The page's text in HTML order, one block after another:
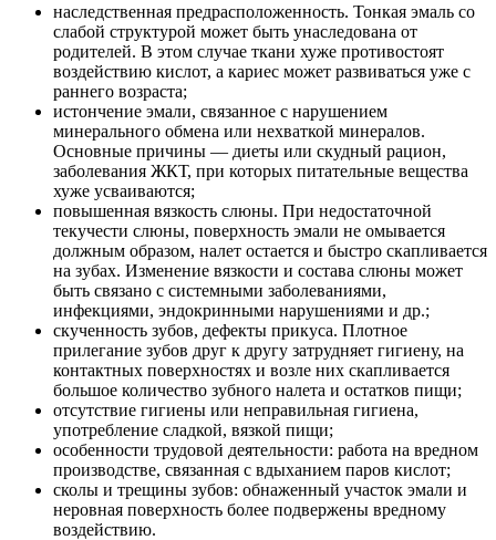
наследственная предрасположенность. Тонкая эмаль со
слабой структурой может быть унаследована от
родителей. В этом случае ткани хуже противостоят
воздействию кислот, а кариес может развиваться уже с
раннего возраста;
истончение эмали, связанное с нарушением
минерального обмена или нехваткой минералов.
Основные причины — диеты или скудный рацион,
заболевания ЖКТ, при которых питательные вещества
хуже усваиваются;
повышенная вязкость слюны. При недостаточной
текучести слюны, поверхность эмали не омывается
должным образом, налет остается и быстро скапливается
на зубах. Изменение вязкости и состава слюны может
быть связано с системными заболеваниями,
инфекциями, эндокринными нарушениями и др.;
скученность зубов, дефекты прикуса. Плотное
прилегание зубов друг к другу затрудняет гигиену, на
контактных поверхностях и возле них скапливается
большое количество зубного налета и остатков пищи;
отсутствие гигиены или неправильная гигиена,
употребление сладкой, вязкой пищи;
особенности трудовой деятельности: работа на вредном
производстве, связанная с вдыханием паров кислот;
сколы и трещины зубов: обнаженный участок эмали и
неровная поверхность более подвержены вредному
воздействию.